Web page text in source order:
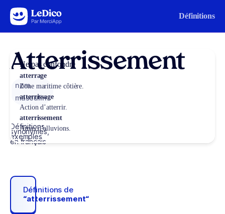
Aller au contenu Définitions
Atterrissement
nom
masculin
Définitions,
synonymes,
exemples
en français
Définitions de
“atterrissement“
Ne pas confondre
atterrage
Zone maritime côtière.
atterrissage
Action d’atterrir.
atterrissement
Amas d’alluvions.